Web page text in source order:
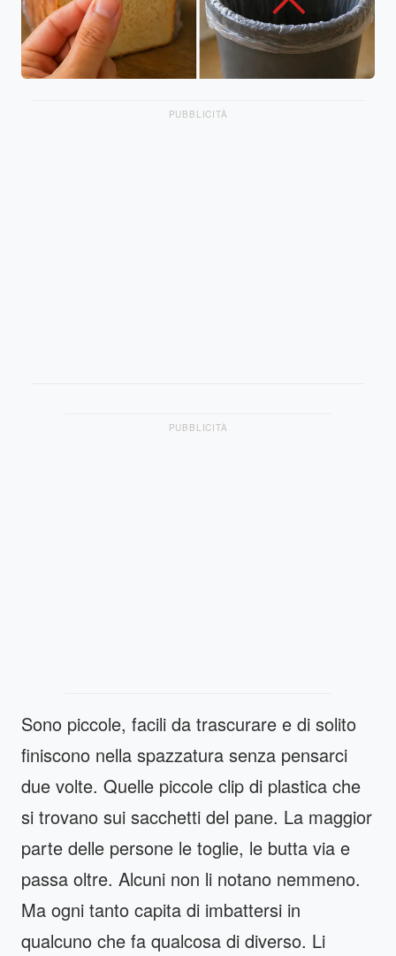
PUBBLICITÀ
PUBBLICITÀ
Sono piccole, facili da trascurare e di solito
finiscono nella spazzatura senza pensarci
due volte. Quelle piccole clip di plastica che
si trovano sui sacchetti del pane. La maggior
parte delle persone le toglie, le butta via e
passa oltre. Alcuni non li notano nemmeno.
Ma ogni tanto capita di imbattersi in
qualcuno che fa qualcosa di diverso. Li